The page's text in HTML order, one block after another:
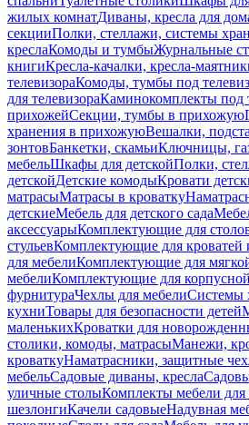
жилых комнатДиваны, кресла для
секцииПолки, стеллажи, системы
креслаКомоды и тумбыЖурнальные
книгиКресла-качалки, кресла-
телевизораКомоды, тумбы под
для телевизораКаминокомплекты под
прихожейСекции, тумбы в прихожую
хранения в прихожуюВешалки,
зонтовБанкетки, скамьиКлючницы,
мебельШкафы для детскойПолки,
детскойДетские комодыКровати
матрасыМатрасы в кроватку
детскиеМебель для детского сада
аксессуарыКомплектующие для
стульевКомплектующие для кроватей
для мебелиКомплектующие для
мебелиКомплектующие для
фурнитураЧехлы для мебелиСистемы
кухниТовары для безопасности детей
маленькихКроватки для
столики, комоды, матрасыМанежи,
кроваткуНаматрасники, защитные
мебельСадовые диваны, кресла
уличные столыКомплекты мебели для
шезлонгиКачели садовыеНадувная